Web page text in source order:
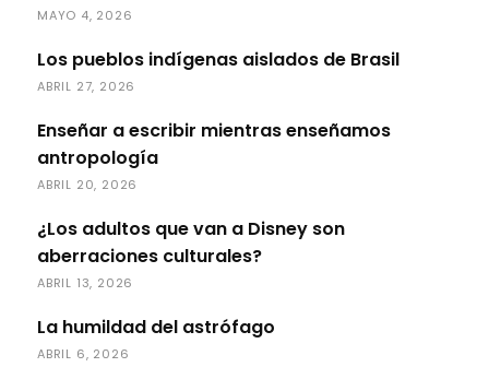
MAYO 4, 2026
Los pueblos indígenas aislados de Brasil
ABRIL 27, 2026
Enseñar a escribir mientras enseñamos
antropología
ABRIL 20, 2026
¿Los adultos que van a Disney son
aberraciones culturales?
ABRIL 13, 2026
La humildad del astrófago
ABRIL 6, 2026